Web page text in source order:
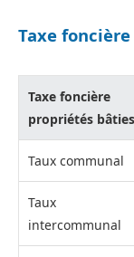
Taxe
Taxe foncière
propriétés bâties
Taux communal
Taux
intercommunal